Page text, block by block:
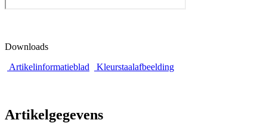
Downloads
Artikelinformatieblad
Kleurstaalafbeelding
Artikelgegevens